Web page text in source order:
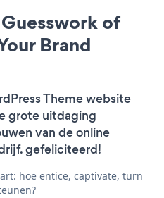
of
Brand
Theme website
grote uitdaging
van de online
gefeliciteerd!
hoe entice, captivate, turn